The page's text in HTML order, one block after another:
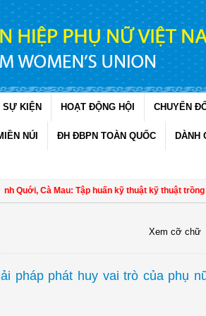
SỰ KIỆN HOẠT ĐỘNG HỘI CHUYỂN
NÚI ĐH ĐBPN TOÀN QUỐC DÀNH
Mau: Tập huấn kỹ thuật kỹ thuật trồng rau màu
Xem cỡ chữ
pháp phát huy vai trò của phụ